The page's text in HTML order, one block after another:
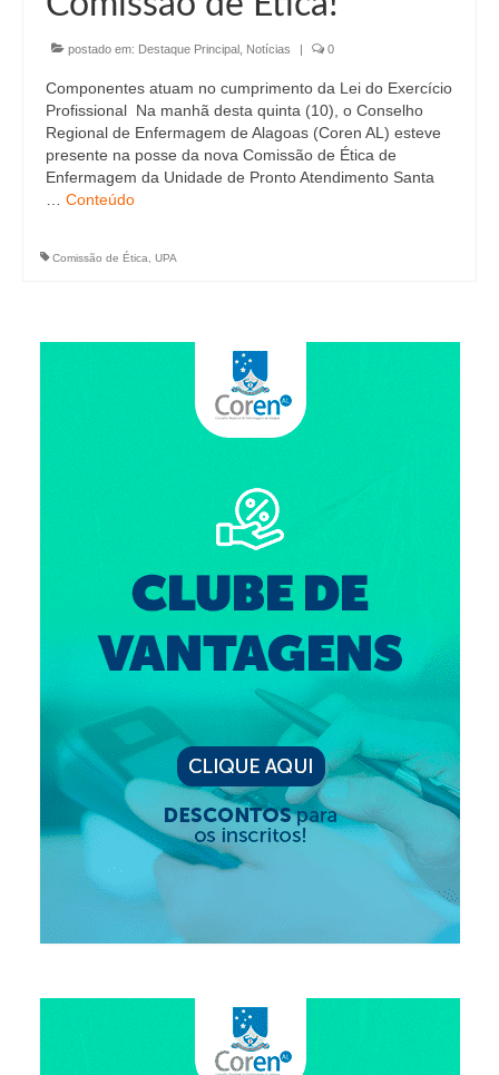
Editais e licitação
Eleições
Fiscalização
Responsabilidade Técnica
Legislações
Desagravo Público
Processos Éticos
Suspensão do Exercício Profissional
Procedimento para registro
Clube de Vantagens
Reserva de auditório
Notícias
Ouvidoria
Contatos
Fale Conosco
postado em: Destaque Principal Notícias | 0
Componentes atuam no cumprimento da Lei do Exercício
Profissional Na manhã desta quinta (10), o Conselho
Regional de Enfermagem de Alagoas (Coren AL) esteve
presente na posse da nova Comissão de Ética de
Enfermagem da Unidade de Pronto Atendimento Santa
Conteúdo
Comissão de Ética UPA